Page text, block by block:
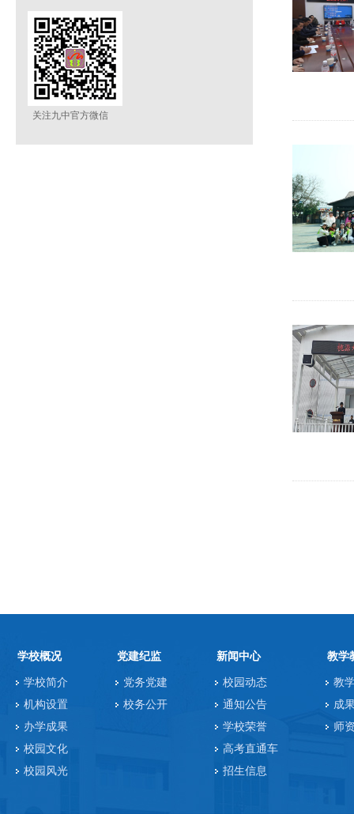
关注九中官方微信
学校概况
学校简介
机构设置
办学成果
校园文化
校园风光
党建纪监
党务党建
校务公开
新闻中心
校园动态
通知公告
学校荣誉
高考直通车
招生信息
教学
教
成
师